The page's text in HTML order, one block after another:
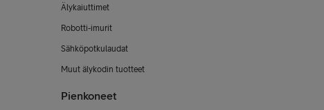
Älykaiuttimet
Robotti-imurit
Sähköpotkulaudat
Muut älykodin tuotteet
Pienkoneet